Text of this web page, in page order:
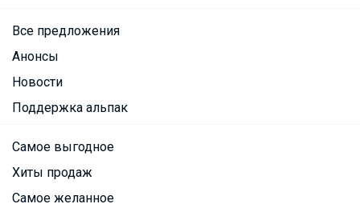
Все предложения
Анонсы
Новости
Поддержка альпак
Самое выгодное
Хиты продаж
Самое желанное